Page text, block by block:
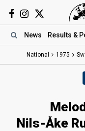
News Results &
National 1975
Nils-Åke